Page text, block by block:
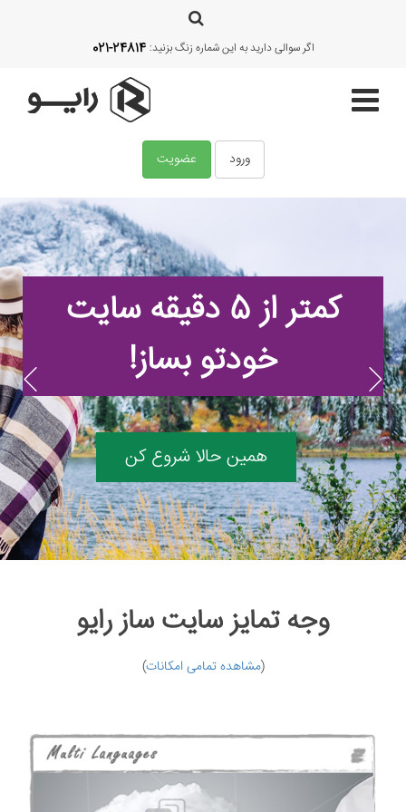
اگر سوالی دارید به این شماره زنگ بزنید: 021-24814
ورود عضویت
قالب‌ها
آموزش
امکانات
نمونه کارها
وبلاگ
تماس با ما
بیشتر
کمتر از 5 دقیقه سایت
خودتو بساز!
همین حالا شروع کن
وجه تمایز سایت ساز رایو
(مشاهده تمامی امکانات)